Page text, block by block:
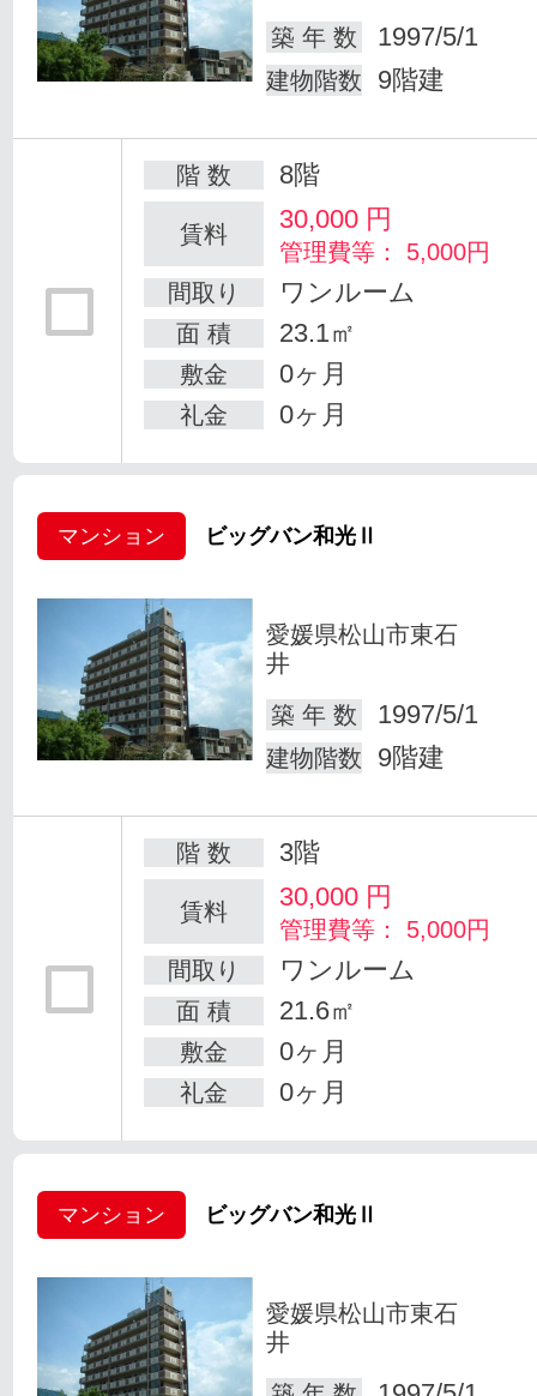
築 年 数
1997/5/1
建物階数 9階建
階 数 8階
賃料 30,000 円
管理費等： 5,000円
間取り
ワンルーム
面 積 23.1㎡
敷金 0ヶ月
礼金 0ヶ月
マンション ビッグバン和光Ⅱ
愛媛県松山市東石
井
築 年 数
1997/5/1
建物階数 9階建
階 数 3階
賃料 30,000 円
管理費等： 5,000円
間取り
ワンルーム
面 積 21.6㎡
敷金 0ヶ月
礼金 0ヶ月
マンション ビッグバン和光Ⅱ
愛媛県松山市東石
井